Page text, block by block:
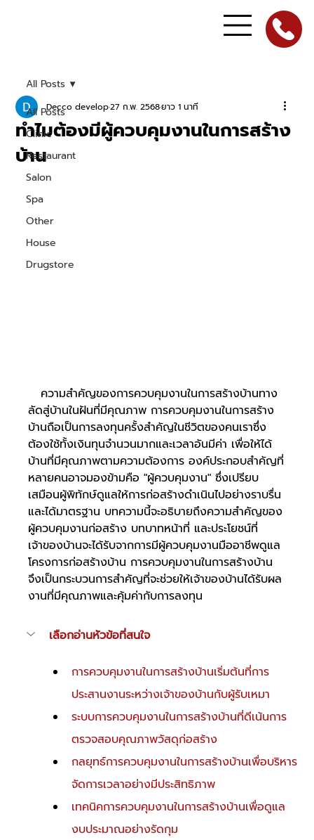
All Posts
Clinic
Restaurant
Salon
Spa
Other
House
Drugstore
All Posts
ทำไมต้องมีผู้ควบคุมงานในการสร้าง
บ้าน
Decco develop27 ก.พ. 2568ยาว 1 นาที
ลัดสู่บ้านในฝันที่มีคุณภาพ การควบคุมงานในการสร้าง
บ้านถือเป็นการลงทุนครั้งสำคัญในชีวิตของคนเราซึ่ง
ต้องใช้ทั้งเงินทุนจำนวนมากและเวลาอันมีค่า เพื่อให้ได้
บ้านที่มีคุณภาพตามความต้องการ องค์ประกอบสำคัญที่
หลายคนอาจมองข้ามคือ "ผู้ควบคุมงาน" ซึ่งเปรียบ
เสมือนผู้พิทักษ์ดูแลให้การก่อสร้างดำเนินไปอย่างราบรื่น
และได้มาตรฐาน บทความนี้จะอธิบายถึงความสำคัญของ
ผู้ควบคุมงานก่อสร้าง บทบาทหน้าที่ และประโยชน์ที่
เจ้าของบ้านจะได้รับจากการมีผู้ควบคุมงานมืออาชีพดูแล
โครงการก่อสร้างบ้าน การควบคุมงานในการสร้างบ้าน
จึงเป็นกระบวนการสำคัญที่จะช่วยให้เจ้าของบ้านได้รับผล
งานที่มีคุณภาพและคุ้มค่ากับการลงทุน
เลือกอ่านหัวข้อที่สนใจ
การควบคุมงานในการสร้างบ้านเริ่มต้นที่การ
ประสานงานระหว่างเจ้าของบ้านกับผู้รับเหมา
ระบบการควบคุมงานในการสร้างบ้านที่ดีเน้นการ
ตรวจสอบคุณภาพวัสดุก่อสร้าง
กลยุทธ์การควบคุมงานในการสร้างบ้านเพื่อบริหาร
จัดการเวลาอย่างมีประสิทธิภาพ
เทคนิคการควบคุมงานในการสร้างบ้านเพื่อดูแล
งบประมาณอย่างรัดกุม